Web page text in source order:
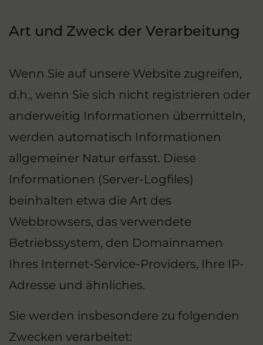
Art und Zweck der Verarbeitung
Wenn Sie auf unsere Website zugreifen,
d.h., wenn Sie sich nicht registrieren oder
anderweitig Informationen übermitteln,
werden automatisch Informationen
allgemeiner Natur erfasst. Diese
Informationen (Server-Logfiles)
beinhalten etwa die Art des
Webbrowsers, das verwendete
Betriebssystem, den Domainnamen
Ihres Internet-Service-Providers, Ihre IP-
Adresse und ähnliches.
Sie werden insbesondere zu folgenden
Zwecken verarbeitet: